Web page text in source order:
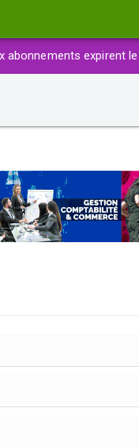
abonnements expirent